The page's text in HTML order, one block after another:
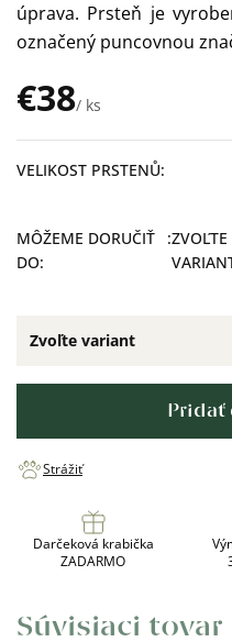
€38/ ks
Jednotková
cena:
Zvoľte variant
VELIKOST PRSTENŮ
MÔŽEME DORUČIŤ
DO:
ZVOĽTE
úprava. Prsteň je
označený puncovnou
Strážiť
Darčeková krabička
ZADARMO
Súvisiaci tovar